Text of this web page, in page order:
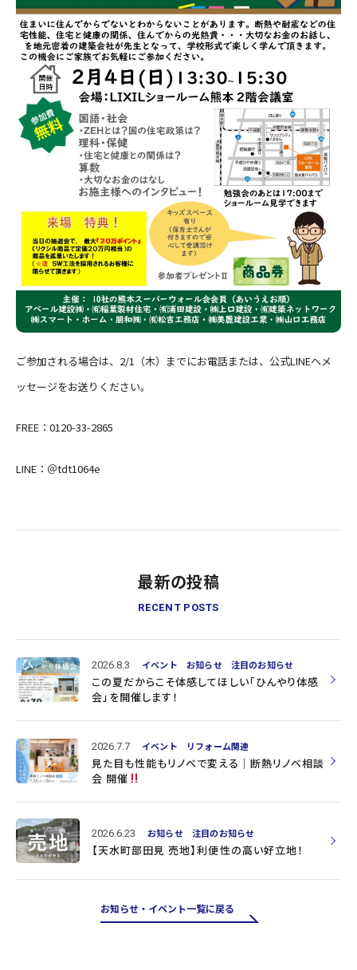
ご参加される場合は、2/1（木）までにお電話または、公式LINEへメ
ッセージをお送りください。
FREE：0120-33-2865
LINE：＠tdt1064e
最新の投稿
RECENT POSTS
2026.8.3 イベント お知らせ 注目のお知らせ
この夏だからこそ体感してほしい「ひんやり体感
会」を開催します！
2026.7.7 イベント リフォーム関連
見た目も性能もリノベで変える｜断熱リノベ相談
会 開催
2026.6.23 お知らせ 注目のお知らせ
【天水町部田見 売地】利便性の高い好立地！
お知らせ・イベント一覧に戻る